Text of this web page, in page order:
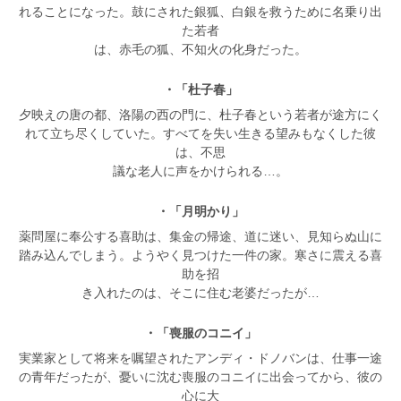
れることになった。鼓にされた銀狐、白銀を救うために名乗り出
た若者
は、赤毛の狐、不知火の化身だった。
・「杜子春」
夕映えの唐の都、洛陽の西の門に、杜子春という若者が途方にく
れて立ち尽くしていた。すべてを失い生きる望みもなくした彼
は、不思
議な老人に声をかけられる…。
・「月明かり」
薬問屋に奉公する喜助は、集金の帰途、道に迷い、見知らぬ山に
踏み込んでしまう。ようやく見つけた一件の家。寒さに震える喜
助を招
き入れたのは、そこに住む老婆だったが…
・「喪服のコニイ」
実業家として将来を嘱望されたアンディ・ドノバンは、仕事一途
の青年だったが、憂いに沈む喪服のコニイに出会ってから、彼の
心に大